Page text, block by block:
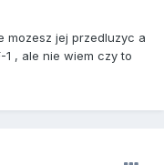
mozesz jej przedluzyc a
, ale nie wiem czy to